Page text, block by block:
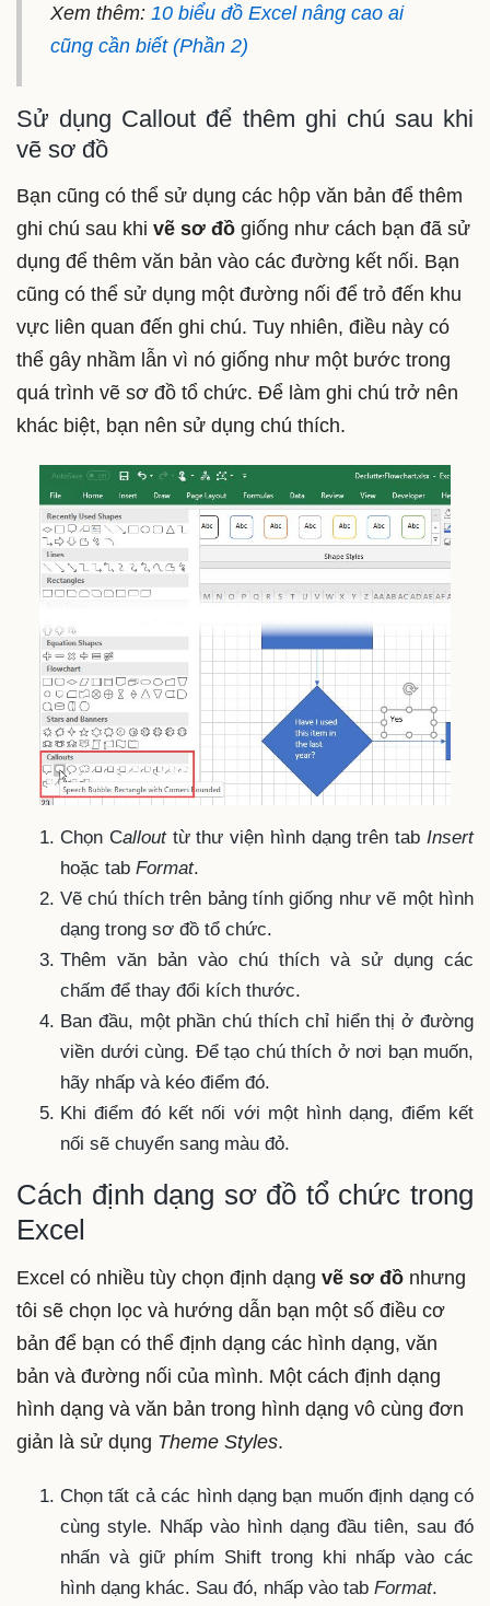
Xem thêm: 10 biểu đồ Excel nâng cao ai
cũng cần biết (Phần 2)
Sử dụng Callout để thêm ghi chú sau khi
vẽ sơ đồ
Bạn cũng có thể sử dụng các hộp văn bản để thêm
ghi chú sau khi vẽ sơ đồ giống như cách bạn đã sử
dụng để thêm văn bản vào các đường kết nối. Bạn
cũng có thể sử dụng một đường nối để trỏ đến khu
vực liên quan đến ghi chú. Tuy nhiên, điều này có
thể gây nhầm lẫn vì nó giống như một bước trong
quá trình vẽ sơ đồ tổ chức. Để làm ghi chú trở nên
khác biệt, bạn nên sử dụng chú thích.
Chọn Callouttừ thư viện hình dạng trên tab Insert
hoặc tab Format.
Vẽ chú thích trên bảng tính giống như vẽ một hình
dạng trong sơ đồ tổ chức.
Thêm văn bản vào chú thích và sử dụng các
chấm để thay đổi kích thước.
Ban đầu, một phần chú thích chỉ hiển thị ở đường
viền dưới cùng. Để tạo chú thích ở nơi bạn muốn,
hãy nhấp và kéo điểm đó.
Khi điểm đó kết nối với một hình dạng, điểm kết
nối sẽ chuyển sang màu đỏ.
Cách định dạng sơ đồ tổ chức trong
Excel
Excel có nhiều tùy chọn định dạng vẽ sơ đồ nhưng
tôi sẽ chọn lọc và hướng dẫn bạn một số điều cơ
bản để bạn có thể định dạng các hình dạng, văn
bản và đường nối của mình. Một cách định dạng
hình dạng và văn bản trong hình dạng vô cùng đơn
giản là sử dụng Theme Styles.
Chọn tất cả các hình dạng bạn muốn định dạng có
cùng style. Nhấp vào hình dạng đầu tiên, sau đó
nhấn và giữ phím Shift trong khi nhấp vào các
hình dạng khác. Sau đó, nhấp vào tab Format.